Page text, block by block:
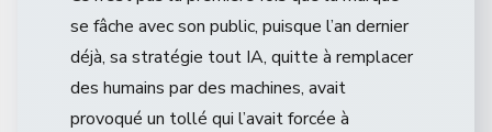
se fâche avec son public, puisque l’an dernier
déjà, sa stratégie tout IA, quitte à remplacer
des humains par des machines, avait
provoqué un tollé qui l’avait forcée à